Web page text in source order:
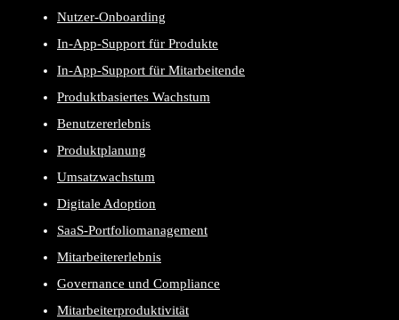
Nutzer-Onboarding
In-App-Support für Produkte
In-App-Support für Mitarbeitende
Produktbasiertes Wachstum
Benutzererlebnis
Produktplanung
Umsatzwachstum
Digitale Adoption
SaaS-Portfoliomanagement
Mitarbeitererlebnis
Governance und Compliance
Mitarbeiterproduktivität